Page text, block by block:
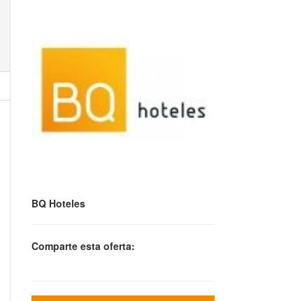
BQ Hoteles
Comparte esta oferta: